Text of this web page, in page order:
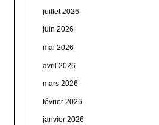
juillet 2026
juin 2026
mai 2026
avril 2026
mars 2026
février 2026
janvier 2026